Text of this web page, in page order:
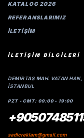
KATALOG 2026
REFERANSLARIMIZ
İLETIŞIM
İLETİŞİM BİLGİLERİ
DEMIRTAŞ MAH. VATAN
İSTANBUL
PZT - CMT: 09:00 - 19:00
sadicreklam@gmail.com